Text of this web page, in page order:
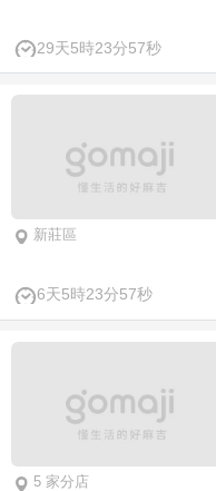
29天5時23分56秒
新莊區
6天5時23分56秒
5 家分店